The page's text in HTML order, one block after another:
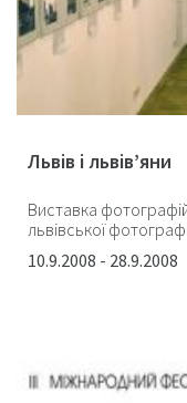
Львів і львів’яни
Виставка
львівської
10.9.2008 - 28.9.2008